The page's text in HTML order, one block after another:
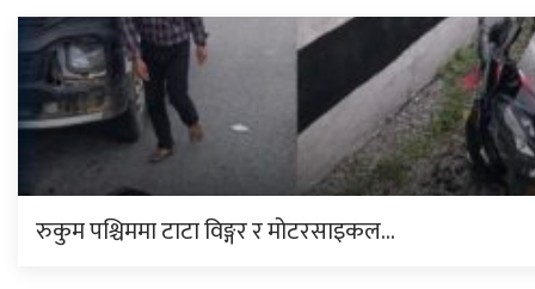
रुकुम पश्चिममा टाटा विङ्गर र मोटरसाइकल…